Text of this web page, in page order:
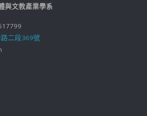
與文教產業學系
二段369號